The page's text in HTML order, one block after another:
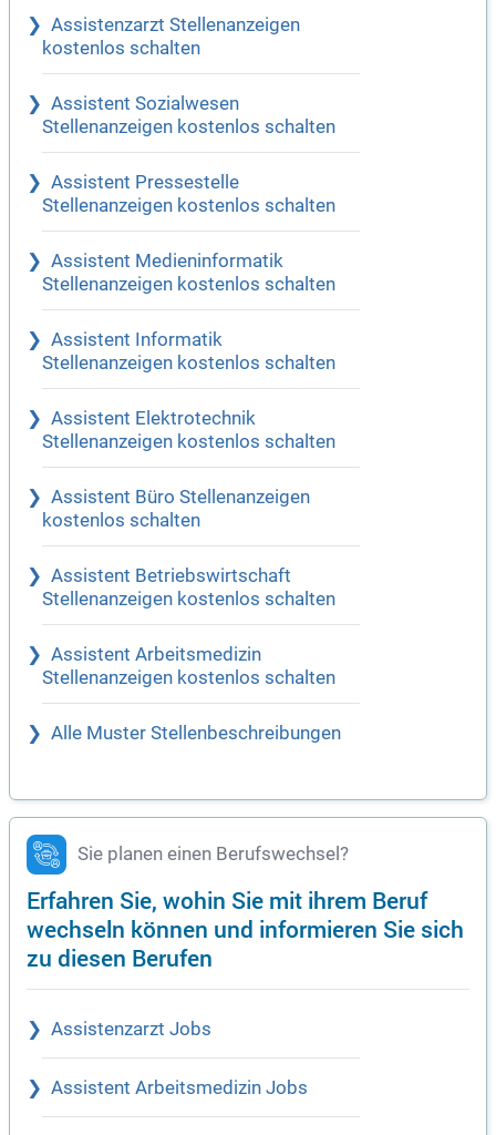
Assistenzarzt Stellenanzeigen
kostenlos schalten
Assistent Sozialwesen
Stellenanzeigen kostenlos schalten
Assistent Pressestelle
Stellenanzeigen kostenlos schalten
Assistent Medieninformatik
Stellenanzeigen kostenlos schalten
Assistent Informatik
Stellenanzeigen kostenlos schalten
Assistent Elektrotechnik
Stellenanzeigen kostenlos schalten
Assistent Büro Stellenanzeigen
kostenlos schalten
Assistent Betriebswirtschaft
Stellenanzeigen kostenlos schalten
Assistent Arbeitsmedizin
Stellenanzeigen kostenlos schalten
Alle Muster Stellenbeschreibungen
Sie planen einen Berufswechsel?
Erfahren Sie, wohin Sie mit ihrem Beruf
wechseln können und informieren Sie sich
zu diesen Berufen
Assistenzarzt Jobs
Assistent Arbeitsmedizin Jobs